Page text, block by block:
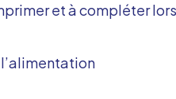
et à compléter